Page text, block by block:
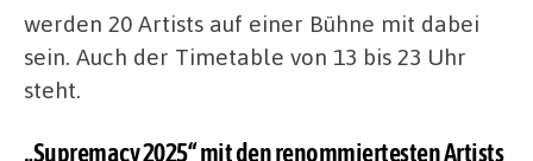
werden 20 Artists auf einer Bühne mit dabei
sein. Auch der Timetable von 13 bis 23 Uhr
steht.
„Supremacy 2025“ mit den renommiertesten Artists